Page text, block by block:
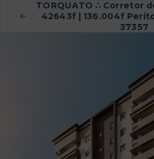
TORQUATO ∴ Corretor
42643f | 136.004f
37357